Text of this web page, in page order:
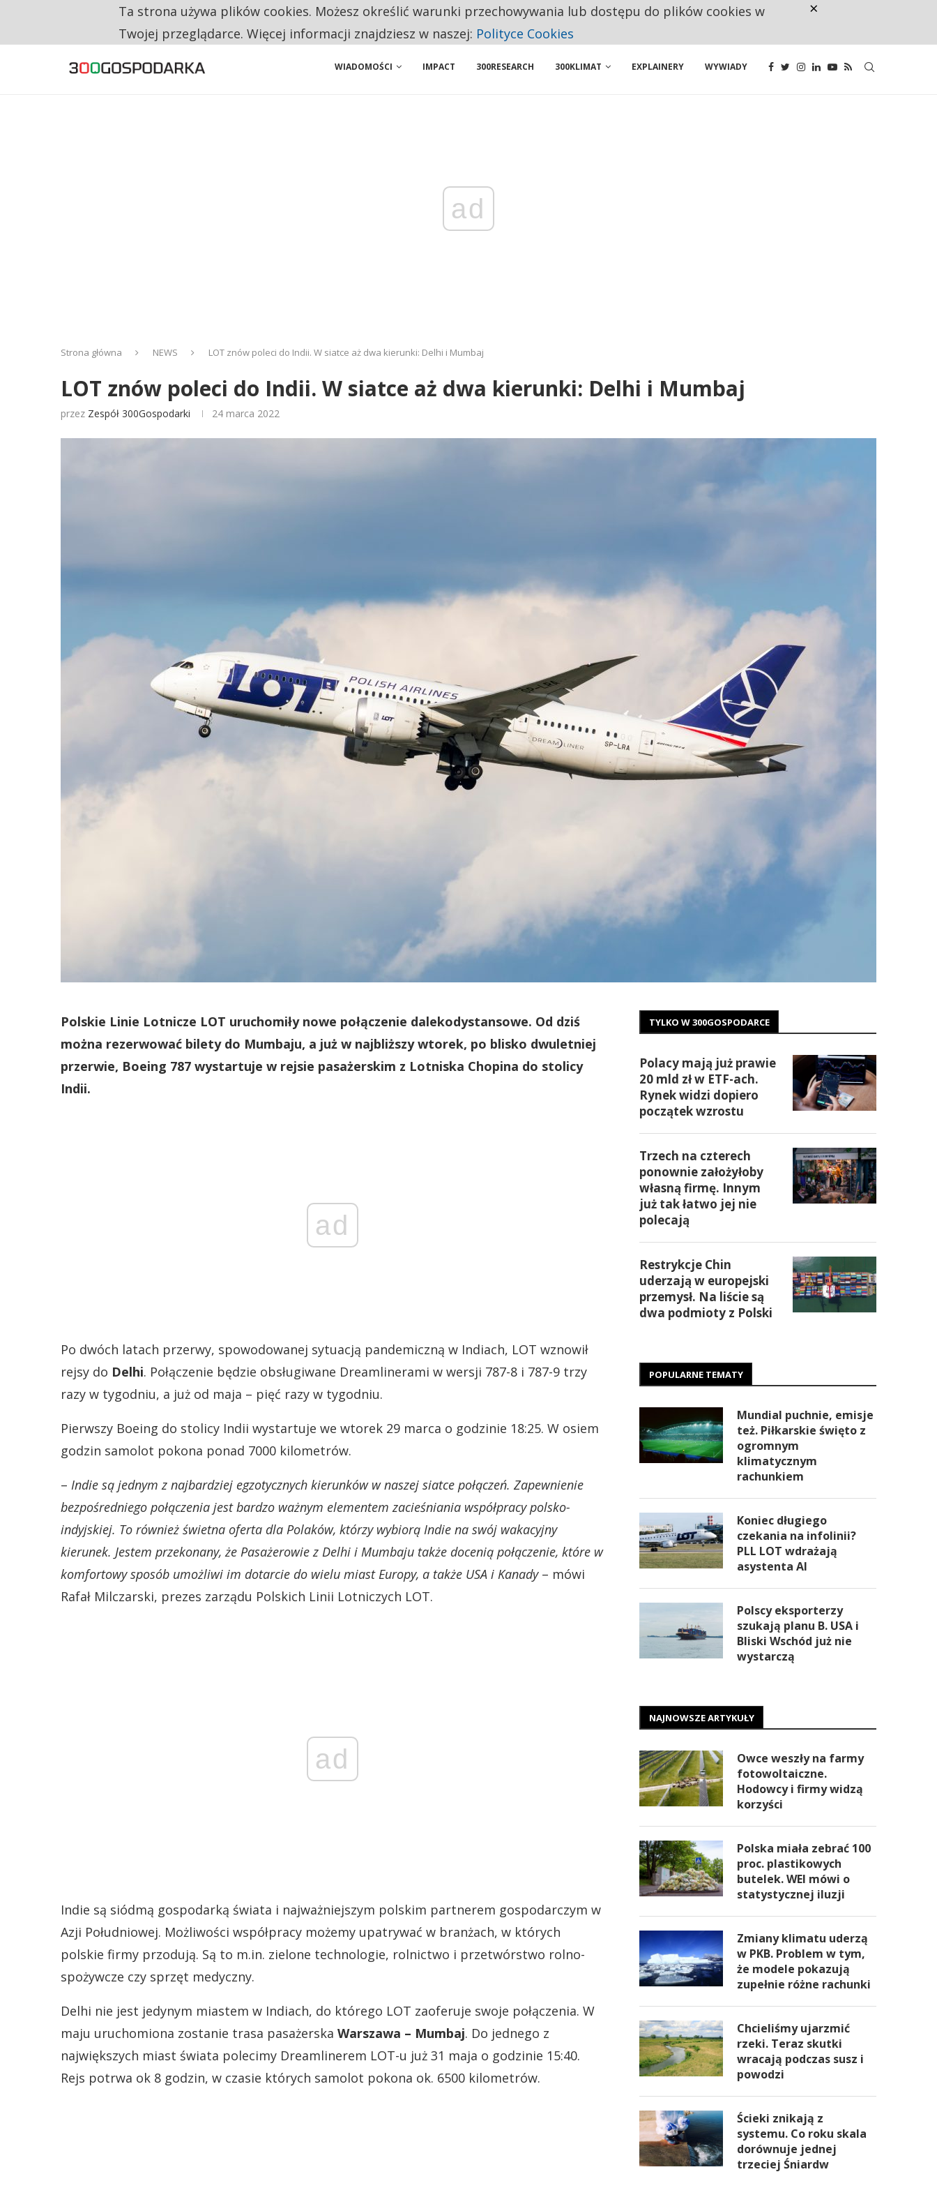
RESTRYKCJE CHIN UDERZAJĄ W EUROPEJSKI PRZEMYSŁ. NA LIŚCIE SĄ DWA PODMIOTY Z POLSKI
WIADOMOŚCI IMPACT 300RESEARCH 300KLIMAT EXPLAINERY WYWIADY
ad
Strona główna NEWS LOT znów poleci do Indii. W siatce aż dwa kierunki: Delhi i Mumbaj
LOT znów poleci do Indii. W siatce aż dwa kierunki: Delhi i Mumbaj
przez Zespół 300Gospodarki 24 marca 2022
Polskie Linie Lotnicze LOT uruchomiły nowe połączenie dalekodystansowe. Od dziś
można rezerwować bilety do Mumbaju, a już w najbliższy wtorek, po blisko dwuletniej
przerwie, Boeing 787 wystartuje w rejsie pasażerskim z Lotniska Chopina do stolicy
Indii.
ad
Po dwóch latach przerwy, spowodowanej sytuacją pandemiczną w Indiach, LOT wznowił
rejsy do Delhi. Połączenie będzie obsługiwane Dreamlinerami w wersji 787-8 i 787-9 trzy
razy w tygodniu, a już od maja – pięć razy w tygodniu.
Pierwszy Boeing do stolicy Indii wystartuje we wtorek 29 marca o godzinie 18:25. W osiem
godzin samolot pokona ponad 7000 kilometrów.
– Indie są jednym z najbardziej egzotycznych kierunków w naszej siatce połączeń. Zapewnienie
bezpośredniego połączenia jest bardzo ważnym elementem zacieśniania współpracy polsko-
indyjskiej. To również świetna oferta dla Polaków, którzy wybiorą Indie na swój wakacyjny
kierunek. Jestem przekonany, że Pasażerowie z Delhi i Mumbaju także docenią połączenie, które w
komfortowy sposób umożliwi im dotarcie do wielu miast Europy, a także USA i Kanady– mówi
Rafał Milczarski, prezes zarządu Polskich Linii Lotniczych LOT.
ad
Indie są siódmą gospodarką świata i najważniejszym polskim partnerem gospodarczym w
Azji Południowej. Możliwości współpracy możemy upatrywać w branżach, w których
polskie firmy przodują. Są to m.in. zielone technologie, rolnictwo i przetwórstwo rolno-
spożywcze czy sprzęt medyczny.
Delhi nie jest jedynym miastem w Indiach, do którego LOT zaoferuje swoje połączenia. W
maju uruchomiona zostanie trasa pasażerska Warszawa – Mumbaj. Do jednego z
największych miast świata polecimy Dreamlinerem LOT-u już 31 maja o godzinie 15:40.
Rejs potrwa ok 8 godzin, w czasie których samolot pokona ok. 6500 kilometrów.
TYLKO W 300GOSPODARCE
Polacy mają już prawie
20 mld zł w ETF-ach.
Rynek widzi dopiero
początek wzrostu
Trzech na czterech
ponownie założyłoby
własną firmę. Innym
już tak łatwo jej nie
polecają
Restrykcje Chin
uderzają w europejski
przemysł. Na liście są
dwa podmioty z Polski
POPULARNE TEMATY
Mundial puchnie, emisje
też. Piłkarskie święto z
ogromnym
klimatycznym
rachunkiem
Koniec długiego
czekania na infolinii?
PLL LOT wdrażają
asystenta AI
Polscy eksporterzy
szukają planu B. USA i
Bliski Wschód już nie
wystarczą
NAJNOWSZE ARTYKUŁY
Owce weszły na farmy
fotowoltaiczne.
Hodowcy i firmy widzą
korzyści
Polska miała zebrać 100
proc. plastikowych
butelek. WEI mówi o
statystycznej iluzji
Zmiany klimatu uderzą
w PKB. Problem w tym,
że modele pokazują
zupełnie różne rachunki
Chcieliśmy ujarzmić
rzeki. Teraz skutki
wracają podczas susz i
powodzi
Ścieki znikają z
systemu. Co roku skala
dorównuje jednej
trzeciej Śniardw
Ta strona używa plików cookies. Możesz określić warunki przechowywania lub dostępu do plików cookies w
Twojej przeglądarce. Więcej informacji znajdziesz w naszej: Polityce Cookies
×